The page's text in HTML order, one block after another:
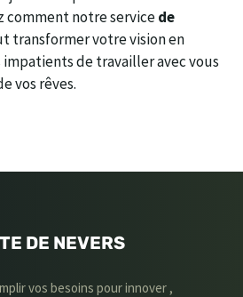
notre servicede
transformer votre vision en
impatients de travailler avec vous
vos rêves.
DE NEVERS
vos besoins pour innover ,